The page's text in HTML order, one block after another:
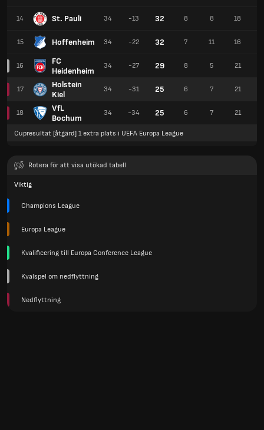
14 St. Pauli
15 Hoffenheim
16
FC
Heidenheim
17
Holstein
Kiel
18
VfL
Bochum
34 -13 32 8 8 18
34 -22 32 7 11 16
34 -27 29 8 5 21
34 -31 25 6 7 21
34 -34 25 6 7 21
Cupresultat [åtgärd] 1 extra plats i UEFA Europa League
Rotera för att visa utökad tabell
Viktig
Champions League
Europa League
Kvalificering till Europa Conference League
Kvalspel om nedflyttning
Nedflyttning